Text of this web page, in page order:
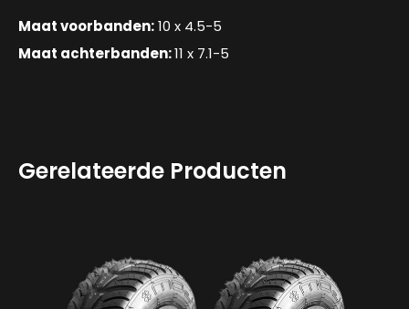
Maat voorbanden:10 x 4.5-5
Maat achterbanden:11 x 7.1-5
Gerelateerde Producten